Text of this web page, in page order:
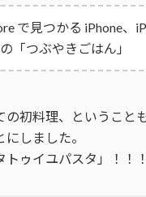
で見つかる iPhone、
「つぶやきごはん」
の初料理、ということ
しました。
トゥイユパスタ」！！！